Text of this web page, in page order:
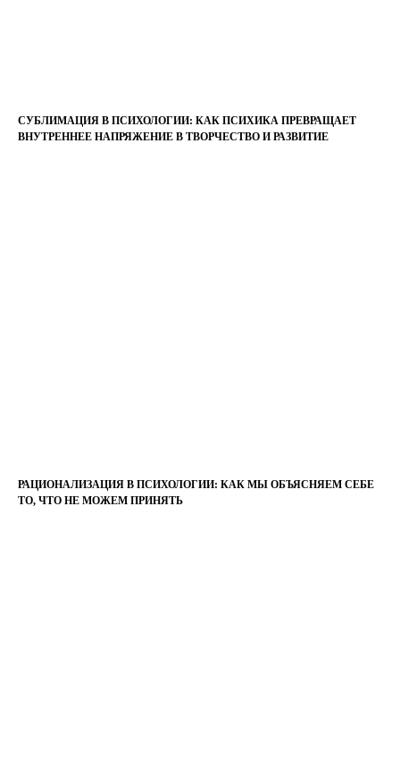
СУБЛИМАЦИЯ В ПСИХОЛОГИИ: КАК ПСИХИКА ПРЕВРАЩАЕТ
ВНУТРЕННЕЕ НАПРЯЖЕНИЕ В ТВОРЧЕСТВО И РАЗВИТИЕ
РАЦИОНАЛИЗАЦИЯ В ПСИХОЛОГИИ: КАК МЫ ОБЪЯСНЯЕМ СЕБЕ
ТО, ЧТО НЕ МОЖЕМ ПРИНЯТЬ